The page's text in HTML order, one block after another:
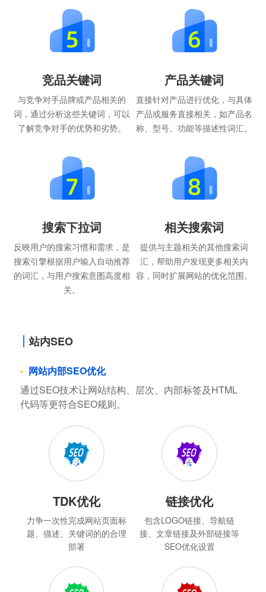
竞品关键词
与竞争对手品牌或产品相关的
词，通过分析这些关键词，可以
了解竞争对手的优势和劣势。
产品关键词
直接针对产品进行优化，与具体
产品或服务直接相关，如产品名
称、型号、功能等描述性词汇。
搜索下拉词
反映用户的搜索习惯和需求，是
搜索引擎根据用户输入自动推荐
的词汇，与用户搜索意图高度相
关。
相关搜索词
提供与主题相关的其他搜索词
汇，帮助用户发现更多相关内
容，同时扩展网站的优化范围。
站内SEO
网站内部SEO优化
通过SEO技术让网站结构、层次、内部标签及HTML
代码等更符合SEO规则。
TDK优化
力争一次性完成网站页面标
题、描述、关键词的的合理
部署
链接优化
包含LOGO链接、导航链
接、文章链接及外部链接等
SEO优化设置